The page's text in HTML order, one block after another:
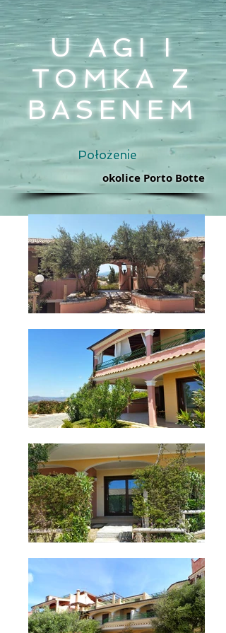
U AGI I
TOMKA Z
BASENEM
Położenie
okolice Porto Botte